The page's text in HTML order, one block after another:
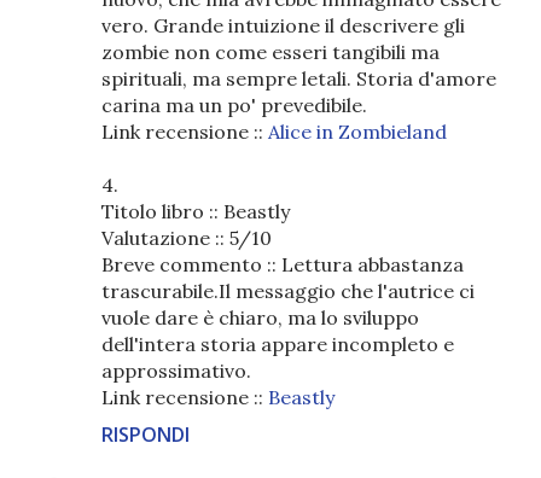
vero. Grande intuizione il descrivere gli
zombie non come esseri tangibili ma
spirituali, ma sempre letali. Storia d'amore
carina ma un po' prevedibile.
Link recensione :: Alice in Zombieland
4.
Titolo libro :: Beastly
Valutazione :: 5/10
Breve commento :: Lettura abbastanza
trascurabile.Il messaggio che l'autrice ci
vuole dare è chiaro, ma lo sviluppo
dell'intera storia appare incompleto e
approssimativo.
Link recensione :: Beastly
RISPONDI